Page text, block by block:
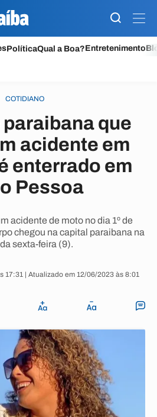
PolíticaQual a Boa?Entretenimento
COTIDIANO
que
acidente em
enterrado em
Pessoa
acidente de moto no dia 1º de
chegou na capital paraibana na
sexta-feira (9).
17:31 | Atualizado em 12/06/2023 às 8:01